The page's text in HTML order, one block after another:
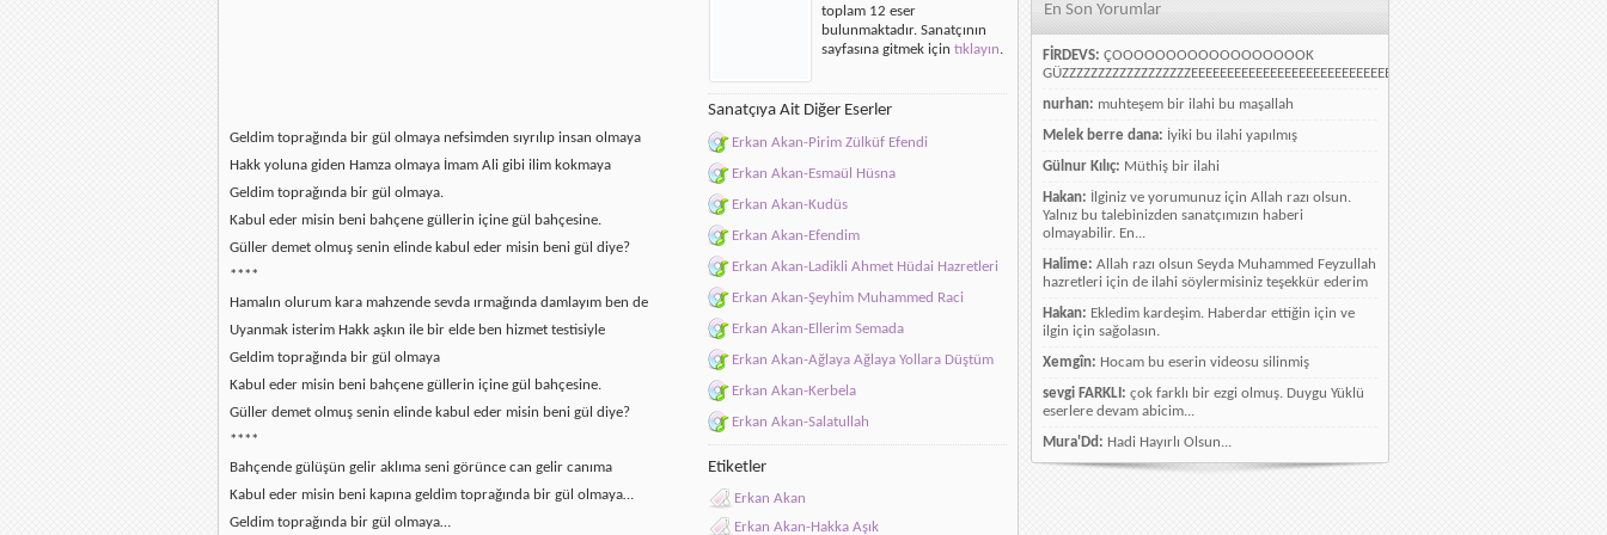
Geldim toprağında bir gül olmaya nefsimden sıyrılıp insan olmaya
Hakk yoluna giden Hamza olmaya İmam Ali gibi ilim kokmaya
Geldim toprağında bir gül olmaya.
Kabul eder misin beni bahçene güllerin içine gül bahçesine.
Güller demet olmuş senin elinde kabul eder misin beni gül diye?
****
Hamalın olurum kara mahzende sevda ırmağında damlayım ben de
Uyanmak isterim Hakk aşkın ile bir elde ben hizmet testisiyle
Geldim toprağında bir gül olmaya
Kabul eder misin beni bahçene güllerin içine gül bahçesine.
Güller demet olmuş senin elinde kabul eder misin beni gül diye?
****
Bahçende gülüşün gelir aklıma seni görünce can gelir canıma
Kabul eder misin beni kapına geldim toprağında bir gül olmaya…
Geldim toprağında bir gül olmaya…
toplam 12 eser
bulunmaktadır. Sanatçının
sayfasına gitmek için tıklayın.
Sanatçıya Ait Diğer Eserler
Erkan Akan-Pirim Zülküf Efendi
Erkan Akan-Esmaül Hüsna
Erkan Akan-Kudüs
Erkan Akan-Efendim
Erkan Akan-Ladikli Ahmet Hüdai Hazretleri
Erkan Akan-Şeyhim Muhammed Raci
Erkan Akan-Ellerim Semada
Erkan Akan-Ağlaya Ağlaya Yollara Düştüm
Erkan Akan-Kerbela
Erkan Akan-Salatullah
Etiketler
Erkan Akan
Erkan Akan-Hakka Aşık
En Son Yorumlar
FİRDEVS: ÇOOOOOOOOOOOOOOOOOOK
GÜZZZZZZZZZZZZZZZZZZEEEEEEEEEEEEEEEEEEEEEEEEEEEEELLLLLLLLLLLLLLLLLLLLLLLL
nurhan: muhteşem bir ilahi bu maşallah
Melek berre dana: İyiki bu ilahi yapılmış
Gülnur Kılıç: Müthiş bir ilahi
Hakan: İlginiz ve yorumunuz için Allah razı olsun.
Yalnız bu talebinizden sanatçımızın haberi
olmayabilir. En...
Halime: Allah razı olsun Seyda Muhammed Feyzullah
hazretleri için de ilahi söylermisiniz teşekkür ederim
Hakan: Ekledim kardeşim. Haberdar ettiğin için ve
ilgin için sağolasın.
Xemgîn: Hocam bu eserin videosu silinmiş
sevgi FARKLI: çok farklı bir ezgi olmuş. Duygu Yüklü
eserlere devam abicim...
Mura'Dd: Hadi Hayırlı Olsun...